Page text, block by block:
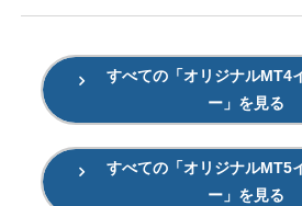
すべての「オリジナルMT4
ー」を見る
すべての「オリジナルMT5
ー」を見る